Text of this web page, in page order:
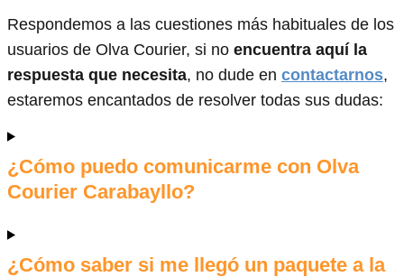
Respondemos a las cuestiones más habituales de los
usuarios de Olva Courier, si no encuentra aquí la
respuesta que necesita, no dude en contactarnos,
estaremos encantados de resolver todas sus dudas:
¿Cómo puedo comunicarme con Olva
Courier Carabayllo?
¿Cómo saber si me llegó un paquete a la